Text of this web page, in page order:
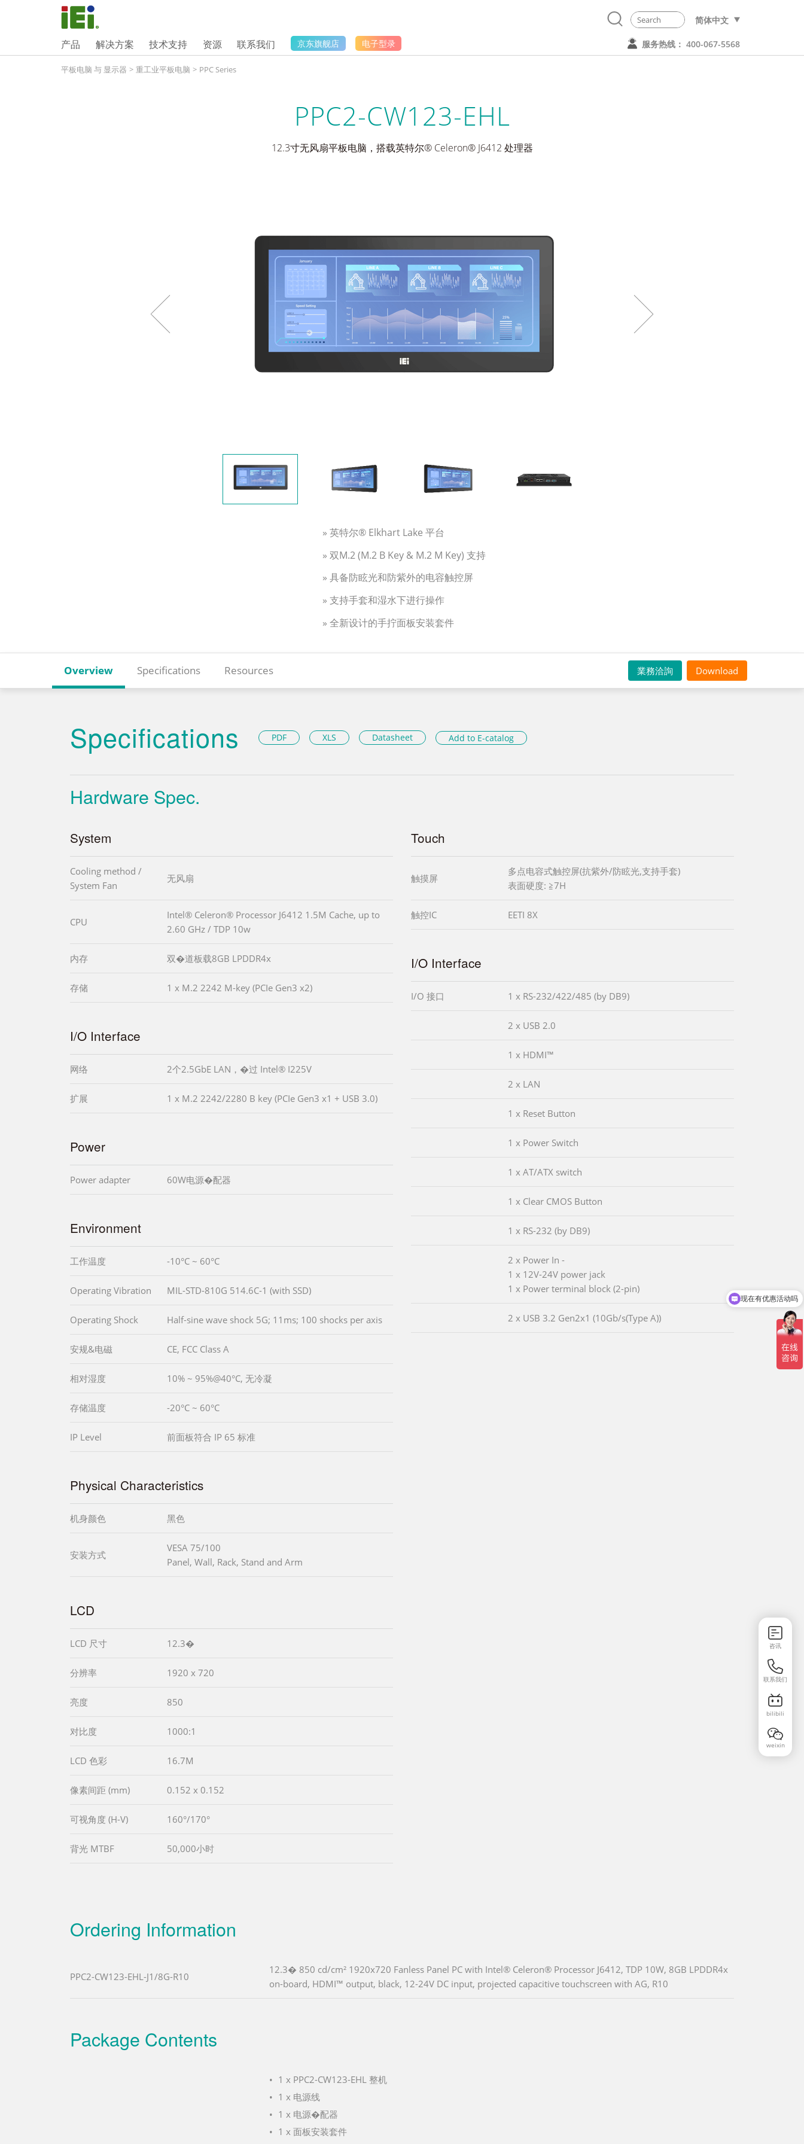
简体中文
产品 解决方案 技术支持 资源 联系我们 京东旗舰店 电子型录 服务热线： 400-067-5568
平板电脑 与 显示器 > 重工业平板电脑 > PPC Series
PPC2-CW123-EHL
12.3寸无风扇平板电脑，搭载英特尔® Celeron® J6412 处理器
» 英特尔® Elkhart Lake 平台
» 双M.2 (M.2 B Key & M.2 M Key) 支持
» 具备防眩光和防紫外的电容触控屏
» 支持手套和湿水下进行操作
» 全新设计的手拧面板安装套件
Overview Specifications Resources 業務洽詢 Download
Specifications PDF XLS Datasheet Add to E-catalog
Hardware Spec.
System
Cooling method /
System Fan
无风扇
CPU
Intel® Celeron® Processor J6412 1.5M Cache, up to
2.60 GHz / TDP 10w
内存 双�道板载8GB LPDDR4x
存储 1 x M.2 2242 M-key (PCIe Gen3 x2)
I/O Interface
网络 2个2.5GbE LAN，�过 Intel® I225V
扩展 1 x M.2 2242/2280 B key (PCIe Gen3 x1 + USB 3.0)
Power
Power adapter 60W电源�配器
Environment
工作温度 -10°C ~ 60°C
Operating Vibration MIL-STD-810G 514.6C-1 (with SSD)
Operating Shock Half-sine wave shock 5G; 11ms; 100 shocks per axis
安规&电磁 CE, FCC Class A
相对湿度 10% ~ 95%@40°C, 无冷凝
存储温度 -20°C ~ 60°C
IP Level 前面板符合 IP 65 标准
Physical Characteristics
机身颜色 黑色
安装方式
VESA 75/100
Panel, Wall, Rack, Stand and Arm
LCD
LCD 尺寸 12.3�
分辨率 1920 x 720
亮度 850
对比度 1000:1
LCD 色彩 16.7M
像素间距 (mm) 0.152 x 0.152
可视角度 (H-V) 160°/170°
背光 MTBF 50,000小时
Touch
触摸屏
多点电容式触控屏(抗紫外/防眩光,支持手套)
表面硬度: ≧7H
触控IC EETI 8X
I/O Interface
I/O 接口 1 x RS-232/422/485 (by DB9)
2 x USB 2.0
1 x HDMI™
2 x LAN
1 x Reset Button
1 x Power Switch
1 x AT/ATX switch
1 x Clear CMOS Button
1 x RS-232 (by DB9)
2 x Power In -
1 x 12V-24V power jack
1 x Power terminal block (2-pin)
2 x USB 3.2 Gen2x1 (10Gb/s(Type A))
Ordering Information
PPC2-CW123-EHL-J1/8G-R10
12.3� 850 cd/cm² 1920x720 Fanless Panel PC with Intel® Celeron® Processor J6412, TDP 10W, 8GB LPDDR4x
on-board, HDMI™ output, black, 12-24V DC input, projected capacitive touchscreen with AG, R10
Package Contents
1 x PPC2-CW123-EHL 整机
1 x 电源线
1 x 电源�配器
1 x 面板安装套件
咨讯
联系我们
bilibili
weixin
可以介绍下你们的产品么